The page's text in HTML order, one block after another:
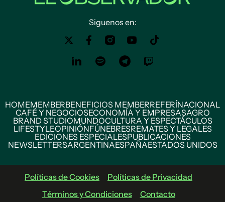
Siguenos en:
HOMEMEMBERBENEFICIOS MEMBERREFERÍNACIONAL
CAFÉ Y NEGOCIOSECONOMÍA Y EMPRESASAGRO
BRAND STUDIOMUNDOCULTURA Y ESPECTÁCULOS
LIFESTYLEOPINIÓNFÚNEBRESREMATES Y LEGALES
EDICIONES ESPECIALESPUBLICACIONES
NEWSLETTERSARGENTINAESPAÑAESTADOS UNIDOS
Políticas de Cookies
Políticas de Privacidad
Términos y Condiciones
Contacto